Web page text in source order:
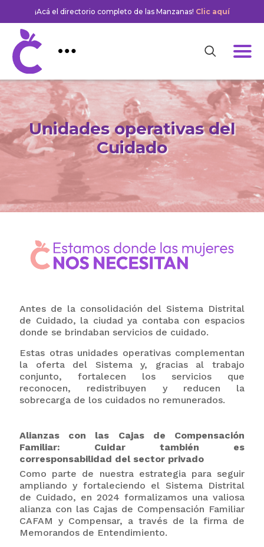
¡Acá el directorio completo de las Manzanas! Clic aquí
Unidades operativas del
Cuidado
Antes de la consolidación del Sistema Distrital
de Cuidado, la ciudad ya contaba con espacios
donde se brindaban servicios de cuidado.
Estas otras unidades operativas complementan
la oferta del Sistema y, gracias al trabajo
conjunto, fortalecen los servicios que
reconocen, redistribuyen y reducen la
sobrecarga de los cuidados no remunerados.
Alianzas con las Cajas de Compensación
Familiar: Cuidar también es
corresponsabilidad del sector privado
Como parte de nuestra estrategia para seguir
ampliando y fortaleciendo el Sistema Distrital
de Cuidado, en 2024 formalizamos una valiosa
alianza con las Cajas de Compensación Familiar
CAFAM y Compensar, a través de la firma de
Memorandos de Entendimiento.